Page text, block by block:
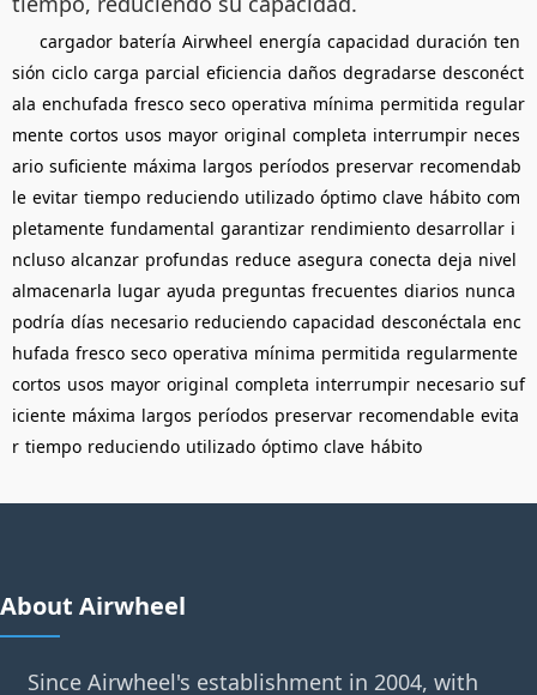
cargador batería Airwheel energía capacidad duración ten
sión ciclo carga parcial eficiencia daños degradarse desconéct
ala enchufada fresco seco operativa mínima permitida regular
mente cortos usos mayor original completa interrumpir neces
ario suficiente máxima largos períodos preservar recomendab
le evitar tiempo reduciendo utilizado óptimo clave hábito com
pletamente fundamental garantizar rendimiento desarrollar i
ncluso alcanzar profundas reduce asegura conecta deja nivel
almacenarla lugar ayuda preguntas frecuentes diarios nunca
podría días necesario reduciendo capacidad desconéctala enc
hufada fresco seco operativa mínima permitida regularmente
cortos usos mayor original completa interrumpir necesario suf
iciente máxima largos períodos preservar recomendable evita
r tiempo reduciendo utilizado óptimo clave hábito
About Airwheel
Since Airwheel's establishment in 2004, with